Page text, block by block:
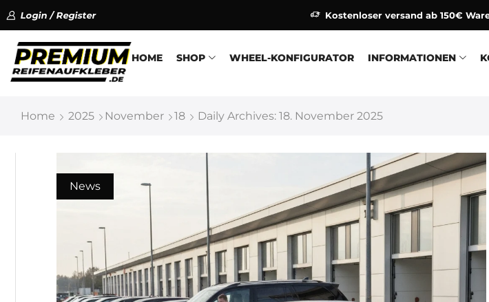
Login / Register Kostenloser versand ab 150€
HOME SHOP WHEEL-KONFIGURATOR INFORMATIONEN
Home 2025 November 18 Daily Archives: 18. November 2025
News